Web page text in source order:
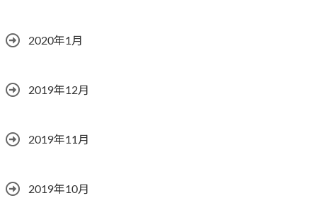
2020年1月
2019年12月
2019年11月
2019年10月